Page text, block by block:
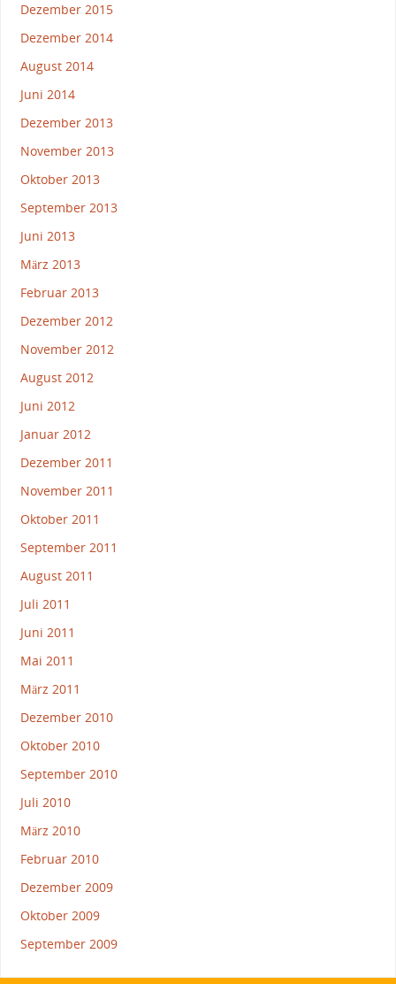
Dezember 2015
Dezember 2014
August 2014
Juni 2014
Dezember 2013
November 2013
Oktober 2013
September 2013
Juni 2013
März 2013
Februar 2013
Dezember 2012
November 2012
August 2012
Juni 2012
Januar 2012
Dezember 2011
November 2011
Oktober 2011
September 2011
August 2011
Juli 2011
Juni 2011
Mai 2011
März 2011
Dezember 2010
Oktober 2010
September 2010
Juli 2010
März 2010
Februar 2010
Dezember 2009
Oktober 2009
September 2009